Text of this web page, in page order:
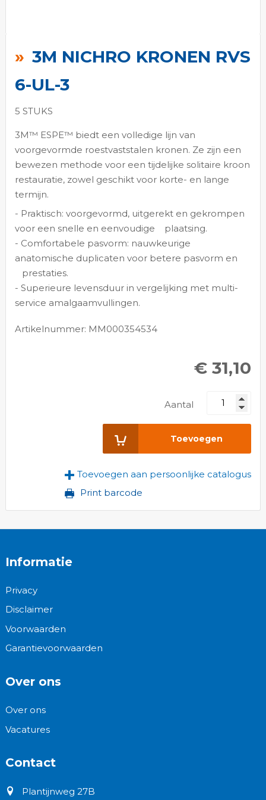
3M NICHRO KRONEN RVS
6-UL-3
5 STUKS
3M™ ESPE™ biedt een volledige lijn van
voorgevormde roestvaststalen kronen. Ze zijn een
bewezen methode voor een tijdelijke solitaire kroon
restauratie, zowel geschikt voor korte- en lange
termijn.
- Praktisch: voorgevormd, uitgerekt en gekrompen
voor een snelle en eenvoudige
plaatsing.
- Comfortabele pasvorm: nauwkeurige
anatomische duplicaten voor betere pasvorm en
prestaties.
- Superieure levensduur in vergelijking met multi-
service amalgaamvullingen.
Artikelnummer: MM000354534
€ 31,10
Aantal
Toevoegen
Toevoegen aan persoonlijke catalogus
Print barcode
het
begin
van
de
gallerij
Informatie
Privacy
Disclaimer
Voorwaarden
Garantievoorwaarden
Over ons
Over ons
Vacatures
Contact
Plantijnweg 27B